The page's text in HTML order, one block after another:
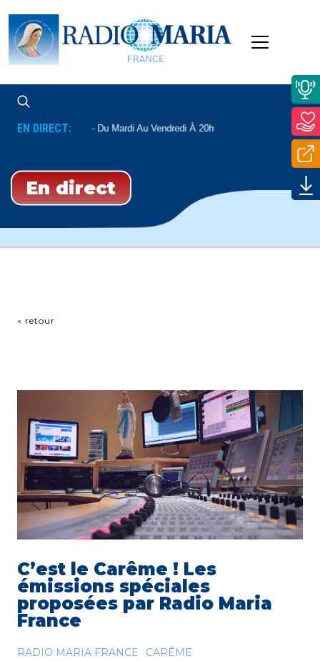
EN DIRECT:
Du Père Mathieu Du Mardi Au Vendredi À 20h
En direct
« retour
C’est le Carême ! Les
émissions spéciales
proposées par Radio Maria
France
RADIO MARIA FRANCE
CARÊME